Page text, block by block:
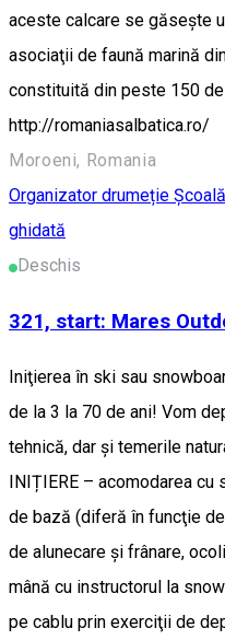
aceste calcare se găseşte
asociaţii de faună marină
constituită din peste 150
http://romaniasalbatica.ro/
Moroeni, Romania
Organizator drumeție
ghidată
Deschis
321, start: Mares
Iniţierea în ski sau
de la 3 la 70 de ani! Vom
tehnică, dar şi temerile
INIȚIERE – acomodarea
de bază (diferă în funcţie
de alunecare şi frânare,
mână cu instructorul la
pe cablu prin exerciţii de